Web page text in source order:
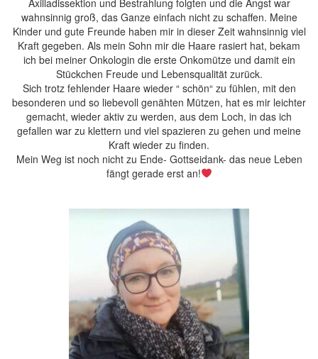
wahnsinnig groß, das Ganze einfach nicht zu schaffen. Meine
Kinder und gute Freunde haben mir in dieser Zeit wahnsinnig viel
Kraft gegeben. Als mein Sohn mir die Haare rasiert hat, bekam
ich bei meiner Onkologin die erste Onkomütze und damit ein
Stückchen Freude und Lebensqualität zurück.
Sich trotz fehlender Haare wieder “ schön“ zu fühlen, mit den
besonderen und so liebevoll genähten Mützen, hat es mir leichter
gemacht, wieder aktiv zu werden, aus dem Loch, in das ich
gefallen war zu klettern und viel spazieren zu gehen und meine
Kraft wieder zu finden.
Mein Weg ist noch nicht zu Ende- Gottseidank- das neue Leben
fängt gerade erst an!